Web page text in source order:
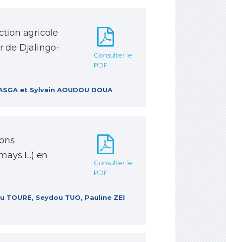
agricole
de Djalingo-
Consulter le
PDF
et Sylvain AOUDOU DOUA
L.) en
Consulter le
PDF
Seydou TUO, Pauline ZEI